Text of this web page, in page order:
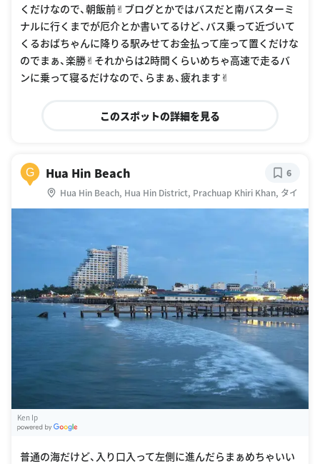
くだけなので、朝飯前✌︎ブログとかではバスだと南バスターミ
ナルに行くまでが厄介とか書いてるけど、バス乗って近づいて
くるおばちゃんに降りる駅みせてお金払って座って置くだけな
のでまぁ、楽勝✌︎それからは2時間くらいめちゃ高速で走るバ
ンに乗って寝るだけなので、らまぁ、疲れます✌︎
このスポットの詳細を見る
G Hua Hin Beach
Hua Hin Beach, Hua Hin District, Prachuap Khiri Khan, タイ
6
Ken Ip
普通の海だけど、入り口入って左側に進んだらまぁめちゃいい